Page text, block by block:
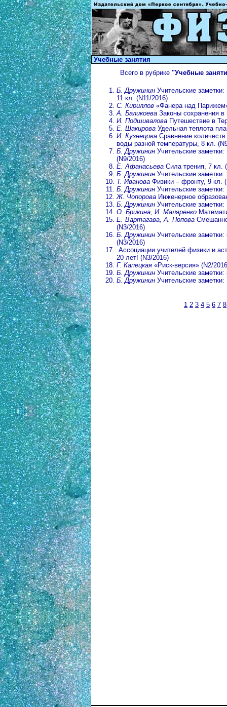
Учебные занятия
Всего в рубрике "Учебные
Б. Дружинин Учительские
11 кл. (N11/2016)
С. Кириллов «Фанера над
А. Баликоева Законы сохранения в
И. Подшивалова Путешествие в
Е. Шакирова Удельная теплота
И. Кузнецова Сравнение
воды разной температуры, 8 кл.
Б. Дружинин Учительские
(N9/2016)
Е. Афанасьева Сила трения, 7 кл.
Б. Дружинин Учительские
Т. Иванова Физики – фронту, 9 кл.
Б. Дружинин Учительские
Ж. Чопорова Инженерное
Б. Дружинин Учительские
О. Брикина, И. Маляренко
Е. Вартагава, А. Попова
(N3/2016)
Б. Дружинин Учительские
(N3/2016)
Ассоциации учителей физики и
20 лет! (N3/2016)
Г. Капецкая «Риск-версия» (N2/
Б. Дружинин Учительские
Б. Дружинин Учительские
1 2 3 4 5 6 7 8